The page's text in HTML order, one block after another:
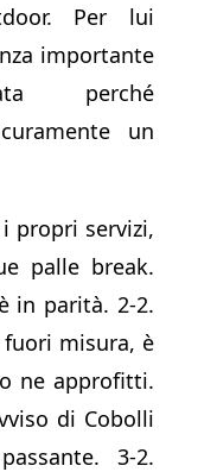
Per lui
importante
perché
un
propri servizi,
palle break.
in parità. 2-2.
misura, è
ne approfitti.
di Cobolli
3-2.